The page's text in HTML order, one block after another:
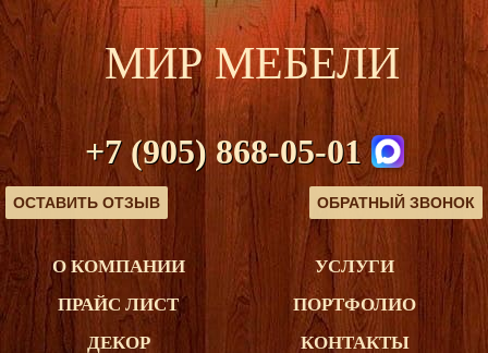
МИР МЕБЕЛИ
+7 (905) 868-05-01
ОБРАТНЫЙ ЗВОНОК
ОСТАВИТЬ ОТЗЫВ
О КОМПАНИИ
УСЛУГИ
ПРАЙС ЛИСТ
ПОРТФОЛИО
ДЕКОР
КОНТАКТЫ